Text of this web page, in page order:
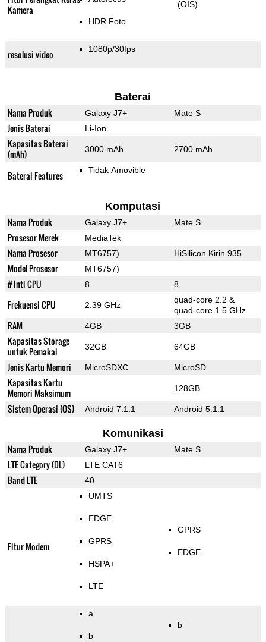
Kamera
HDR Foto
(OIS)
resolusi video 1080p/30fps
Baterai
Nama Produk Galaxy J7+ Mate S
Jenis Baterai Li-Ion
Kapasitas Baterai
(mAh)
3000 mAh 2700 mAh
Baterai Features Tidak Amovible
Komputasi
Nama Produk Galaxy J7+ Mate S
Prosesor Merek MediaTek
Nama Prosesor MT6757) HiSilicon Kirin 935
Model Prosesor MT6757)
# Inti CPU 8 8
Frekuensi CPU 2.39 GHz
quad-core 2.2 &
quad-core 1.5 GHz
RAM 4GB 3GB
Kapasitas Storage
untuk Pemakai
32GB 64GB
Jenis Kartu Memori MicroSDXC MicroSD
Kapasitas Kartu
Memori Maksimum
128GB
Sistem Operasi (OS) Android 7.1.1 Android 5.1.1
Komunikasi
Nama Produk Galaxy J7+ Mate S
LTE Category (DL) LTE CAT6
Band LTE 40
Fitur Modem
UMTS
EDGE
GPRS
HSPA+
LTE
GPRS
EDGE
a
b
b